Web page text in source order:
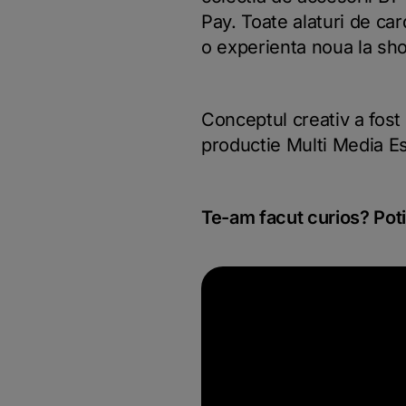
Pay. Toate alaturi de
o experienta noua la
Conceptul creativ a
productie Multi Media
Te-am facut curios?